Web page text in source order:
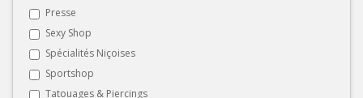
Presse
Sexy Shop
Spécialités Niçoises
Sportshop
Tatouages & Piercings